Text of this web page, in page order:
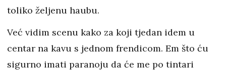
toliko željenu haubu.
Već vidim scenu kako za koji tjedan idem u
centar na kavu s jednom frendicom. Em što ću
sigurno imati paranoju da će me po tintari